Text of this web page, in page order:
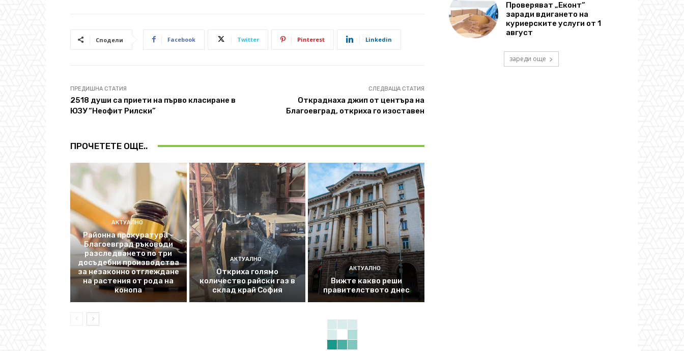
Сподели Facebook Twitter Pinterest Linkedin
ПРЕДИШНА СТАТИЯ
2518 души са приети на първо класиране в
ЮЗУ “Неофит Рилски”
СЛЕДВАЩА СТАТИЯ
Откраднаха джип от центъра на
Благоевград, откриха го изоставен
ПРОЧЕТЕТЕ ОЩЕ..
АКТУАЛНО
Районна прокуратура –
Благоевград ръководи
разследването по три
досъдебни производства
за незаконно отглеждане
на растения от рода на
конопа
АКТУАЛНО
Откриха голямо
количество райски газ в
склад край София
АКТУАЛНО
Вижте какво реши
правителството днес
Проверяват „Еконт“
заради вдигането на
куриерските услуги от 1
август
зареди още